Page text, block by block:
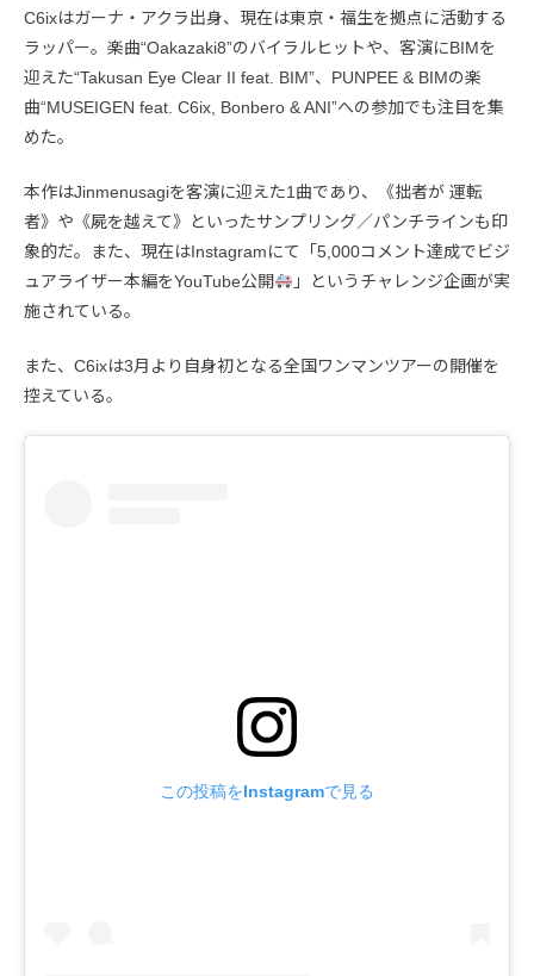
C6ixはガーナ・アクラ出身、現在は東京・福生を拠点に活動する
ラッパー。楽曲“Oakazaki8”のバイラルヒットや、客演にBIMを
迎えた“Takusan Eye Clear II feat. BIM”、PUNPEE & BIMの楽
曲“MUSEIGEN feat. C6ix, Bonbero & ANI”への参加でも注目を集
めた。
本作はJinmenusagiを客演に迎えた1曲であり、《拙者が 運転
者》や《屍を越えて》といったサンプリング／パンチラインも印
象的だ。また、現在はInstagramにて「5,000コメント達成でビジ
ュアライザー本編をYouTube公開
」というチャレンジ企画が実
施されている。
また、C6ixは3月より自身初となる全国ワンマンツアーの開催を
控えている。
この投稿をInstagramで見る